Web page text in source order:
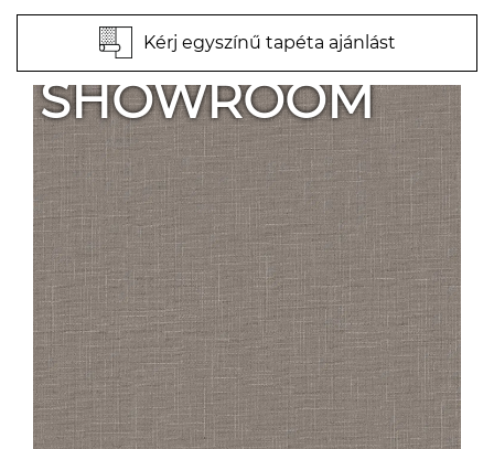
Kérj egyszínű tapéta ajánlást
SHOWROOM